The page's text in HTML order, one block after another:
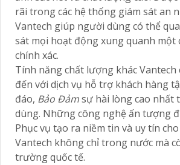
rãi trong các hệ thống giám sát an
Vantech giúp người dùng có thể
sát mọi hoạt động xung quanh một
chính xác.
Tính năng chất lượng khác
đến với dịch vụ hỗ trợ khách hàng
đáo, Bảo Đảmsự hài lòng cao nhất
dùng. Những công nghệ ấn tượng
Phục vụ tạo ra niềm tin và uy tín
Vantech không chỉ trong nước mà
trường quốc tế.